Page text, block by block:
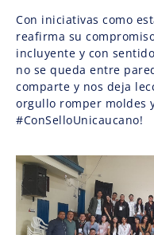
Con iniciativas como
reafirma su
incluyente y con
no se queda entre
comparte y nos deja
orgullo romper moldes
#ConSelloUnicaucano!